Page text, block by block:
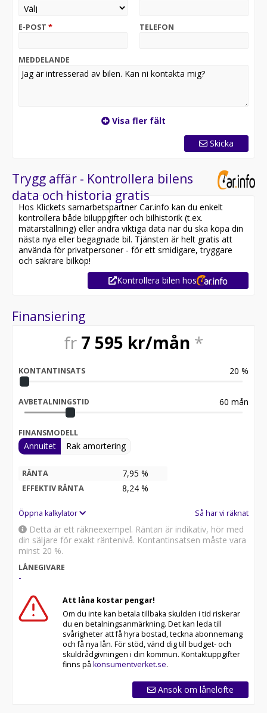
E-POST * TELEFON
MEDDELANDE
Visa fler fält
Skicka
Trygg affär - Kontrollera bilens
data och historia gratis
Hos Klickets samarbetspartner Car.info kan du enkelt
kontrollera både biluppgifter och bilhistorik (t.ex.
mätarställning) eller andra viktiga data när du ska köpa din
nästa nya eller begagnade bil. Tjänsten är helt gratis att
använda för privatpersoner - för ett smidigare, tryggare
och säkrare bilköp!
Kontrollera bilen hos
Finansiering
fr 7 595 kr/mån *
KONTANTINSATS 20 %
AVBETALNINGSTID 60 mån
FINANSMODELL
Annuitet Rak amortering
RÄNTA 7,95 %
EFFEKTIV RÄNTA 8,24 %
Öppna kalkylator Så har vi räknat
Detta är ett räkneexempel. Räntan är indikativ, hör med
din säljare för exakt räntenivå. Kontantinsatsen måste vara
minst 20 %.
LÅNEGIVARE
-
Att låna kostar pengar!
Om du inte kan betala tillbaka skulden i tid riskerar
du en betalningsanmärkning. Det kan leda till
svårigheter att få hyra bostad, teckna abonnemang
och få nya lån. För stöd, vänd dig till budget- och
skuldrådgivningen i din kommun. Kontaktuppgifter
finns på konsumentverket.se.
Ansök om lånelöfte